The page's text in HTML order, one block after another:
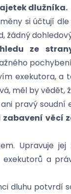
dlužníka.
si účtují
žádný
ze
exekutora, a
měl by
pravý soudní
zabavení věcí
Upravuje
a
dluhu potvrdí